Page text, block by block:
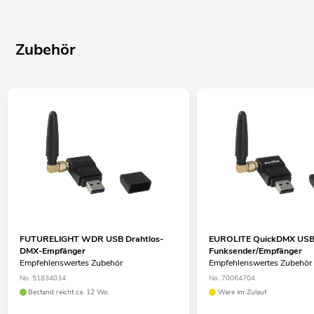
Zubehör
FUTURELIGHT WDR USB Drahtlos-
DMX-Empfänger
Empfehlenswertes Zubehör
No. 51834034
Bestand reicht ca. 12 Wo.
EUROLITE QuickDMX
Funksender/Empfänger
Empfehlenswertes Zubehör
No. 70064704
Ware im Zulauf